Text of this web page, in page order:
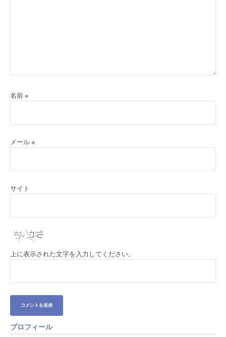
名前 ※
メール ※
サイト
上に表示された文字を入力してください。
プロフィール